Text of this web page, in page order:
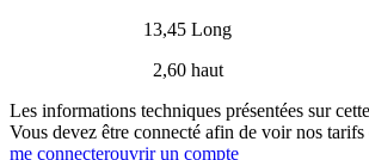
13,45 Long
2,60 haut
Les informations techniques présentées sur
Vous devez être connecté afin de voir nos
me connecterouvrir un compte